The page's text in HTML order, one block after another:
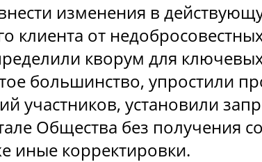
изменения в
клиента от
кворум для
большинство, упростили
участников, установили
Общества без получения
иные корректировки.